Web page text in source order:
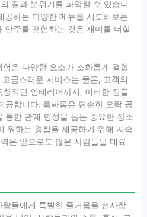
질과 분위기를 파악할 수 있습니
공하는 다양한 메뉴를 시도해보는
안주를 경험하는 것은 재미를 더할
은 다양한 요소가 조화롭게 결합
급스러운 서비스는 물론, 고객의
적인 인테리어까지, 이러한 점들
공합니다. 룸싸롱은 단순한 오락 공
통한 관계 형성을 돕는 중요한 장소
원하는 경험을 제공하기 위해 지속
은 앞으로도 많은 사람들을 매료
들에게 특별한 즐거움을 선사합